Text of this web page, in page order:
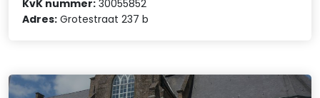
KvK nummer: 30055852
Adres: Grotestraat 237 b